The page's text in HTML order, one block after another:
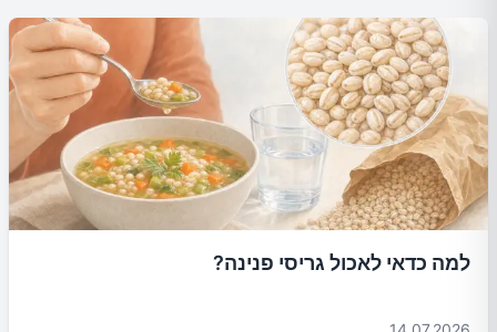
למה כדאי לאכול גריסי פנינה?